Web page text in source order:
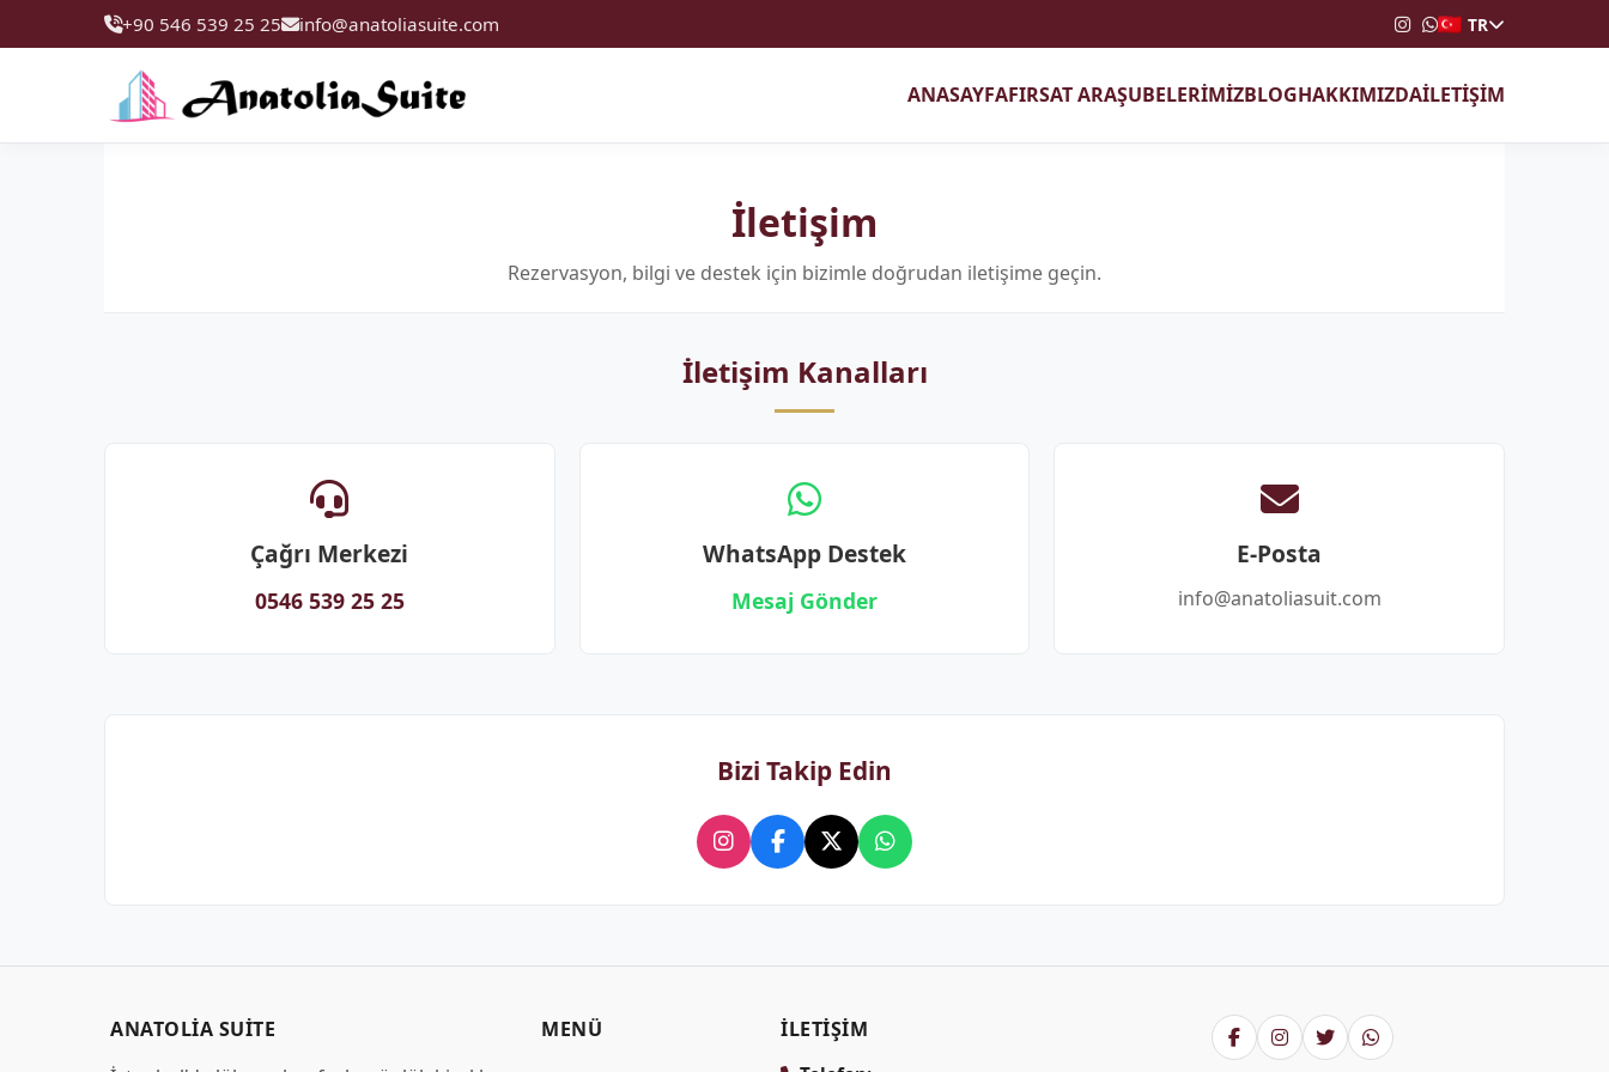
+90 546 539 25 25 info@anatoliasuite.com TR
ANASAYFAFIRSAT ARAŞUBELERİMİZBLOGHAKKIMIZDAİLETİŞİM
İletişim
Rezervasyon, bilgi ve destek için bizimle doğrudan iletişime geçin.
İletişim Kanalları
Çağrı Merkezi
0546 539 25 25
WhatsApp Destek
Mesaj Gönder
E-Posta
info@anatoliasuit.com
Bizi Takip Edin
ANATOLIA SUITE
MENÜ
İLETIŞIM